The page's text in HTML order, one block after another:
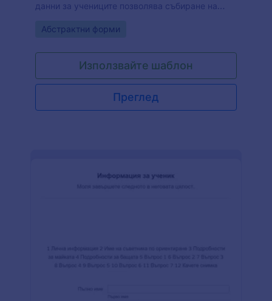
данни за учениците позволява събиране на
име, име на майка, име на баща, домашен
адрес. Също така, този шаблон на лист с данни
за студенти изисква известна информация за
причината за препращане, присъствие,
информация за тестване, скрининг, запис на
дисциплината, най-новите академични оценки,
Go to Category:
Абстрактни форми
Използвайте шаблон
Преглед